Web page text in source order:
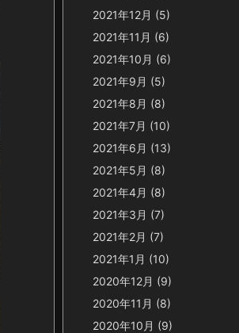
2021年12月 (5)
2021年11月 (6)
2021年10月 (6)
2021年9月 (5)
2021年8月 (8)
2021年7月 (10)
2021年6月 (13)
2021年5月 (8)
2021年4月 (8)
2021年3月 (7)
2021年2月 (7)
2021年1月 (10)
2020年12月 (9)
2020年11月 (8)
2020年10月 (9)